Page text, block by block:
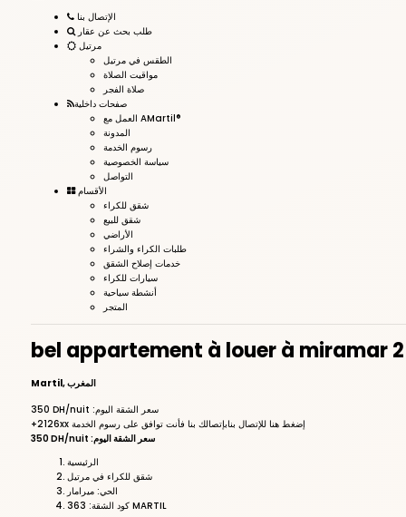
الإتصال بنا
طلب بحث عن عقار
مرتيل
الطقس في مرتيل
مواقيت الصلاة
صلاة الفجر
صفحات داخلية
العمل مع AMartil®
المدونة
رسوم الخدمة
سياسة الخصوصية
التواصل
الأقسام
شقق للكراء
شقق للبيع
الأراضي
طلبات الكراء والشراء
خدمات إصلاح الشقق
سيارات للكراء
أنشطة سياحية
المتجر
bel appartement à louer à miramar
Martil, المغرب
350 DH/nuit :سعر الشقة اليوم
+2126xx إضغط هنا للإتصال بنابإتصالك بنا فأنت توافق على رسوم الخدمة
350 DH/nuit :سعر الشقة اليوم
الرئيسية
شقق للكراء في مرتيل
الحي: ميرامار
كود الشقة: 363 MARTIL